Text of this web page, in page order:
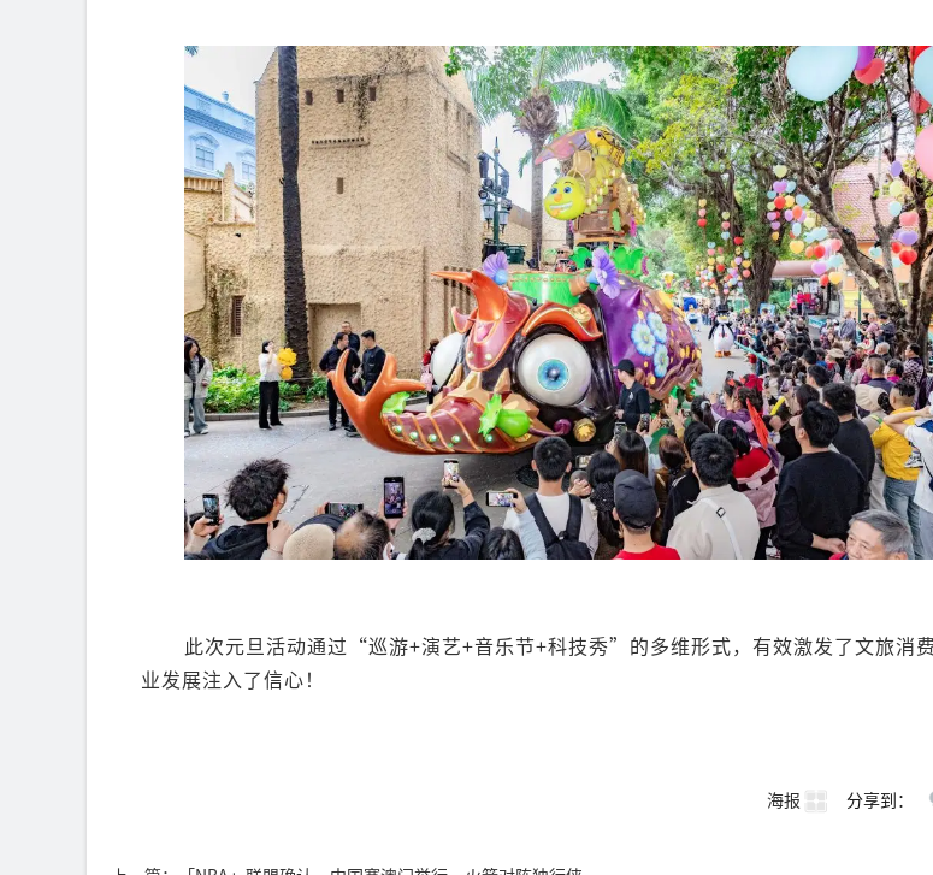
此次元旦活动通过“巡游+演艺+音乐节+科技秀”的多维形式，有效激发了文旅消
业发展注入了信心！
海报 分享到：